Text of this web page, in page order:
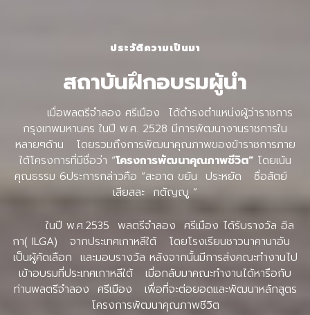
ประวัติความเป็นมา
สถาบันฝึกอบรมผู้นำ
เมื่อพลตรีจำลอง ศรีเมือง ได้ดำรงตำแหน่งผู้ว่าราชการ
กรุงเทพมหานคร ในปี พ.ศ. 2528 มีการพัฒนางานราชการใน
หลายๆด้าน โดยรวมถึงการพัฒนาคุณภาพของข้าราชการภาย
ใต้โครงการที่มีชื่อว่า “โครงการพัฒนาคุณภาพชีวิต”โดยเน้น
คุณธรรม 6ประการกล่าวคือ “สะอาด ขยัน ประหยัด ซื่อสัตย์
เสียสละ กตัญญู ”
ในปี พ.ศ.2535 พลตรีจำลอง ศรีเมือง ได้รับรางวัล อิล
กา( ILGA) จากประเทศเกาหลีใต้ โดยโรงเรียนชาวนาคานาอัน
เป็นผู้คัดเลือก และมอบรางวัล หลังจากนั้นมีการส่งคณะทำงานไป
เข้าอบรมที่ประเทศเกาหลีใต้ เมื่อกลับมาคณะทำงานได้หารือกับ
ท่านพลตรีจำลอง ศรีเมือง เพื่อที่จะต่อยอดและพัฒนาหลักสูตร
โครงการพัฒนาคุณภาพชีวิต